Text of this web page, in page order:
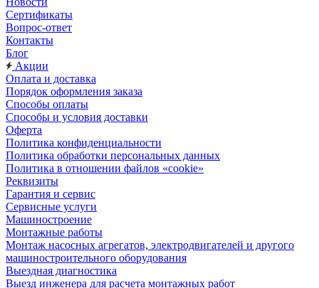
Сертификаты
Вопрос-ответ
Контакты
Блог
Акции
Оплата и доставка
Порядок оформления заказа
Способы оплаты
Способы и условия доставки
Оферта
Политика конфиденциальности
Политика обработки персональных данных
Политика в отношении файлов «cookie»
Реквизиты
Гарантия и сервис
Сервисные услуги
Машиностроение
Монтажные работы
Монтаж насосных агрегатов, электродвигателей и другого
машиностроительного оборудования
Выездная диагностика
Выезд инженера для расчета монтажных работ